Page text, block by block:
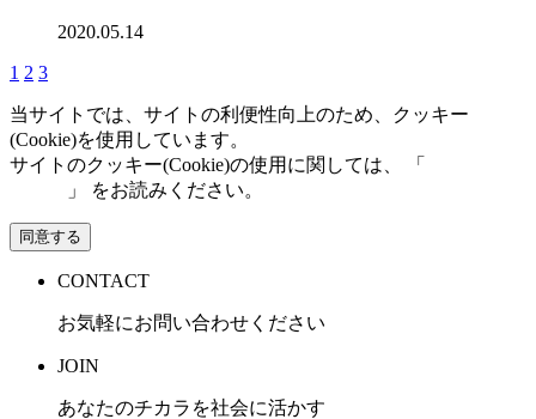
2020.05.14
1 2 3
当サイトでは、サイトの利便性向上のため、クッキー
(Cookie)を使用しています。
サイトのクッキー(Cookie)の使用に関しては、 「
」 をお読みください。
同意する
CONTACT
お気軽にお問い合わせください
JOIN
あなたのチカラを社会に活かす